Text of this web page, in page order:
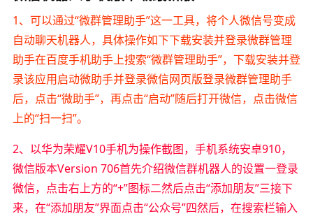
1、可以通过“微群管理助手”这一工具，将个人微信号变成
自动聊天机器人，具体操作如下下载安装并登录微群管理
助手在百度手机助手上搜索“微群管理助手”，下载安装并登
录该应用启动微助手并登录微信网页版登录微群管理助手
后，点击“微助手”，再点击“启动”随后打开微信，点击微信
上的“扫一扫”。
2、以华为荣耀V10手机为操作截图，手机系统安卓910，
微信版本Version 706首先介绍微信群机器人的设置一登录
微信，点击右上方的“+”图标二然后点击“添加朋友”三接下
来，在“添加朋友”界面点击“公众号”四然后，在搜索栏输入